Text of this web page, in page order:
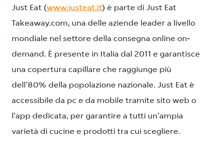
Just Eat (www.justeat.it) è parte di Just Eat
Takeaway.com, una delle aziende leader a livello
mondiale nel settore della consegna online on-
demand. È presente in Italia dal 2011 e garantisce
una copertura capillare che raggiunge più
dell’80% della popolazione nazionale. Just Eat è
accessibile da pc e da mobile tramite sito web o
l'app dedicata, per garantire a tutti un'ampia
varietà di cucine e prodotti tra cui scegliere.